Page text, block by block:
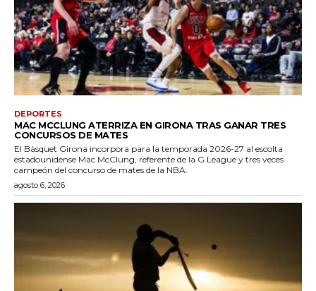
DEPORTES
MAC MCCLUNG ATERRIZA EN GIRONA TRAS GANAR TRES
CONCURSOS DE MATES
El Bàsquet Girona incorpora para la temporada 2026-27 al escolta
estadounidense Mac McClung, referente de la G League y tres veces
campeón del concurso de mates de la NBA.
agosto 6, 2026